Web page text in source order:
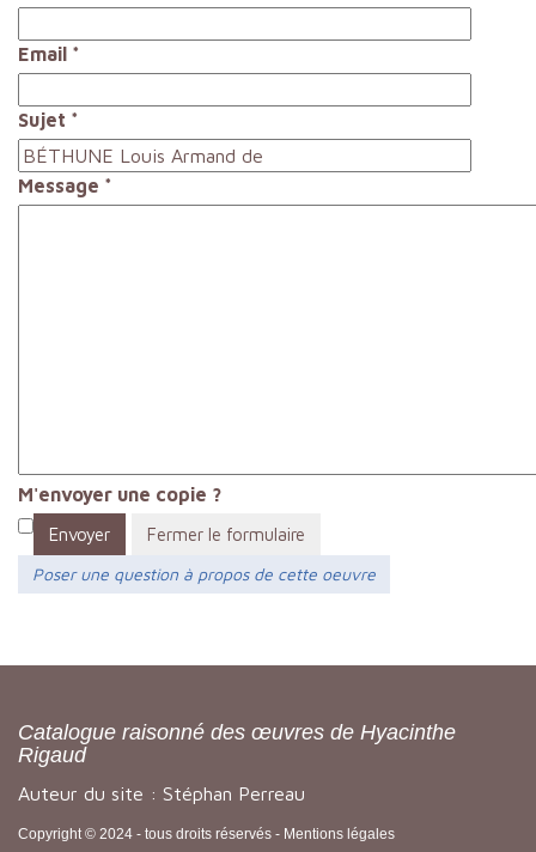
Email *
Sujet *
Message *
M'envoyer une copie ?
Envoyer
Fermer le formulaire
Poser une question à propos de cette oeuvre
Catalogue raisonné des œuvres de Hyacinthe
Rigaud
Auteur du site : Stéphan Perreau
Copyright © 2024 - tous droits réservés - Mentions légales